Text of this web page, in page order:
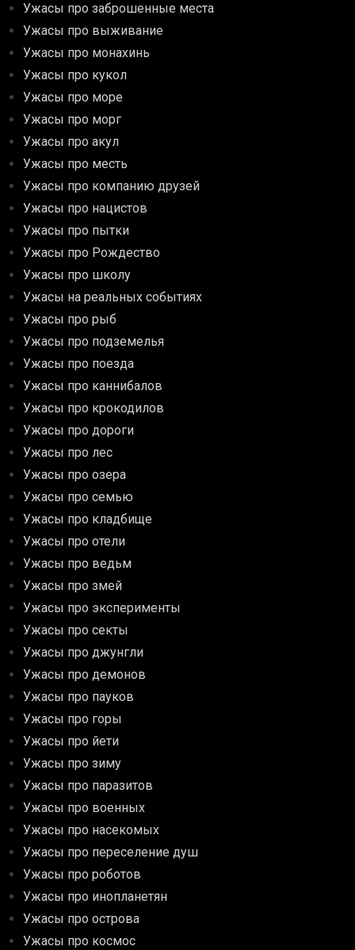
Ужасы про заброшенные места
Ужасы про выживание
Ужасы про монахинь
Ужасы про кукол
Ужасы про море
Ужасы про морг
Ужасы про акул
Ужасы про месть
Ужасы про компанию друзей
Ужасы про нацистов
Ужасы про пытки
Ужасы про Рождество
Ужасы про школу
Ужасы на реальных событиях
Ужасы про рыб
Ужасы про подземелья
Ужасы про поезда
Ужасы про каннибалов
Ужасы про крокодилов
Ужасы про дороги
Ужасы про лес
Ужасы про озера
Ужасы про семью
Ужасы про кладбище
Ужасы про отели
Ужасы про ведьм
Ужасы про змей
Ужасы про эксперименты
Ужасы про секты
Ужасы про джунгли
Ужасы про демонов
Ужасы про пауков
Ужасы про горы
Ужасы про йети
Ужасы про зиму
Ужасы про паразитов
Ужасы про военных
Ужасы про насекомых
Ужасы про переселение душ
Ужасы про роботов
Ужасы про инопланетян
Ужасы про острова
Ужасы про космос